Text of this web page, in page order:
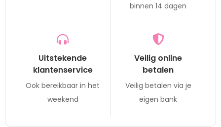
binnen 14 dagen
Uitstekende
klantenservice
Ook bereikbaar in het
weekend
Veilig online
betalen
Veilig betalen via je
eigen bank